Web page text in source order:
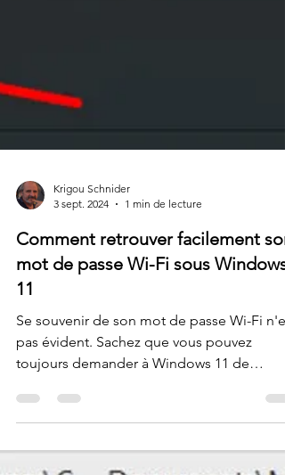
Krigou Schnider
3 sept. 2024
1 min de lecture
mot de passe Wi-Fi sous Windows
11
pas évident. Sachez que vous pouvez
toujours demander à Windows 11 de
l'afficher.